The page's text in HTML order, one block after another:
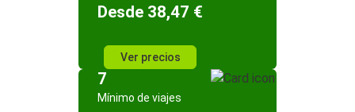
Desde 38,47 €
Ver precios
7
Mínimo de viajes